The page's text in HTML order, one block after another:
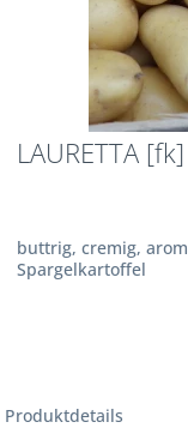
LAURETTA
buttrig, cremig,
Spargelkartoffel
Produktdetails